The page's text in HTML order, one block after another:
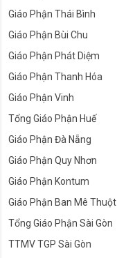
Giáo Phận Thái Bình
Giáo Phận Bùi Chu
Giáo Phận Phát Diệm
Giáo Phận Thanh Hóa
Giáo Phận Vinh
Tổng Giáo Phận Huế
Giáo Phận Đà Nẵng
Giáo Phận Quy Nhơn
Giáo Phận Kontum
Giáo Phận Ban Mê Thuột
Tổng Giáo Phận Sài Gòn
TTMV TGP Sài Gòn